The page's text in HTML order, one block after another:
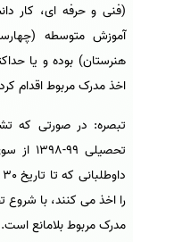
(فنی و حرفه ای، کار
آموزش متوسطه
اخذ مدرک مربوط اقدام
تبصره: در صورتی که
مدرک مربوط بلامانع است.